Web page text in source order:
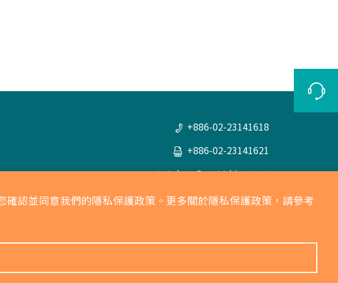
認並同意我們的隱私保護政策。更多關於隱私保護政策，請參考
+886-02-23141618
+886-02-23141621
totolsoc@ms18.hinet.net
統一編號：04134092
100 臺北市中正區衡陽路六號五樓之五